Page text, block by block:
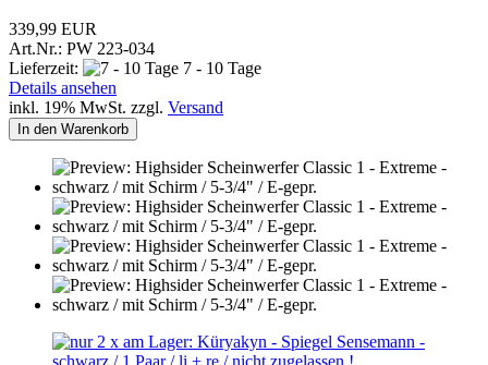
339,99 EUR
Art.Nr.: PW 223-034
Lieferzeit:
7 - 10 Tage
Details ansehen
inkl. 19% MwSt. zzgl. Versand
In den Warenkorb